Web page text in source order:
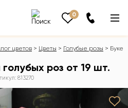
0
цветов Цветы Голубые розы
роз от 19 шт.
813270